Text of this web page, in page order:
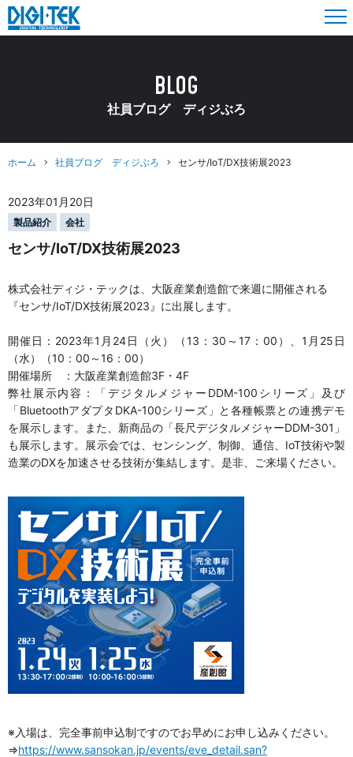
BLOG
社員ブログ ディジぶろ
ホーム 社員ブログ ディジぶろ センサ/IoT/DX技術展2023
2023年01月20日
製品紹介 会社
センサ/IoT/DX技術展2023
株式会社ディジ・テックは、大阪産業創造館で来週に開催される
『センサ/IoT/DX技術展2023』に出展します。
開催日：2023年1月24日（火）（13：30～17：00）、1月25日
（水）（10：00～16：00）
開催場所 ：大阪産業創造館3F・4F
弊社展示内容：「デジタルメジャーDDM-100シリーズ」及び
「BluetoothアダプタDKA-100シリーズ」と各種帳票との連携デモ
を展示します。また、新商品の「長尺デジタルメジャーDDM-301」
も展示します。展示会では、センシング、制御、通信、IoT技術や製
造業のDXを加速させる技術が集結します。是非、ご来場ください。
※入場は、完全事前申込制ですのでお早めにお申し込みください。
⇒https://www.sansokan.jp/events/eve_detail.san?